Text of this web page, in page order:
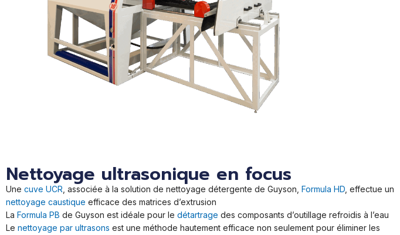
Nettoyage ultrasonique en focus
Une cuve UCR , associée à la solution de nettoyage détergente de Guyson, Formula HD , effectue un
nettoyage caustique efficace des matrices d’extrusion
La Formula PB de Guyson est idéale pour le détartrage des composants d’outillage refroidis à l’eau
Le nettoyage par ultrasons est une méthode hautement efficace non seulement pour éliminer les